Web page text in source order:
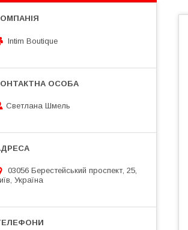
Intim Boutique
Светлана Шмель
03056 Берестейський проспект, 25,
Україна